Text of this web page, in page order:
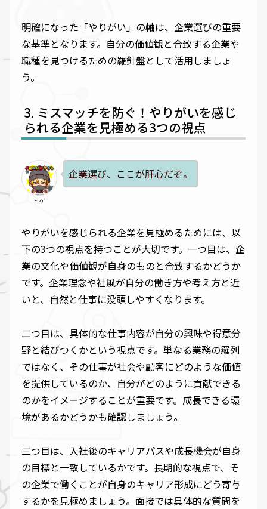
明確になった「やりがい」の軸は、企業選びの重要
な基準となります。自分の価値観と合致する企業や
職種を見つけるための羅針盤として活用しましょ
う。
ミスマッチを防ぐ！やりがいを感じ
られる企業を見極める3つの視点
ヒゲ
企業選び、ここが肝心だぞ。
やりがいを感じられる企業を見極めるためには、以
下の3つの視点を持つことが大切です。一つ目は、企
業の文化や価値観が自身のものと合致するかどうか
です。企業理念や社風が自分の働き方や考え方と近
いと、自然と仕事に没頭しやすくなります。
二つ目は、具体的な仕事内容が自分の興味や得意分
野と結びつくかという視点です。単なる業務の羅列
ではなく、その仕事が社会や顧客にどのような価値
を提供しているのか、自分がどのように貢献できる
のかをイメージすることが重要です。成長できる環
境があるかどうかも確認しましょう。
三つ目は、入社後のキャリアパスや成長機会が自身
の目標と一致しているかです。長期的な視点で、そ
の企業で働くことが自身のキャリア形成にどう寄与
するかを見極めましょう。面接では具体的な質問を